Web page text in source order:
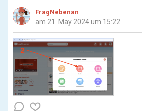
FragNebenan
am 21. May 2024 um 15:22